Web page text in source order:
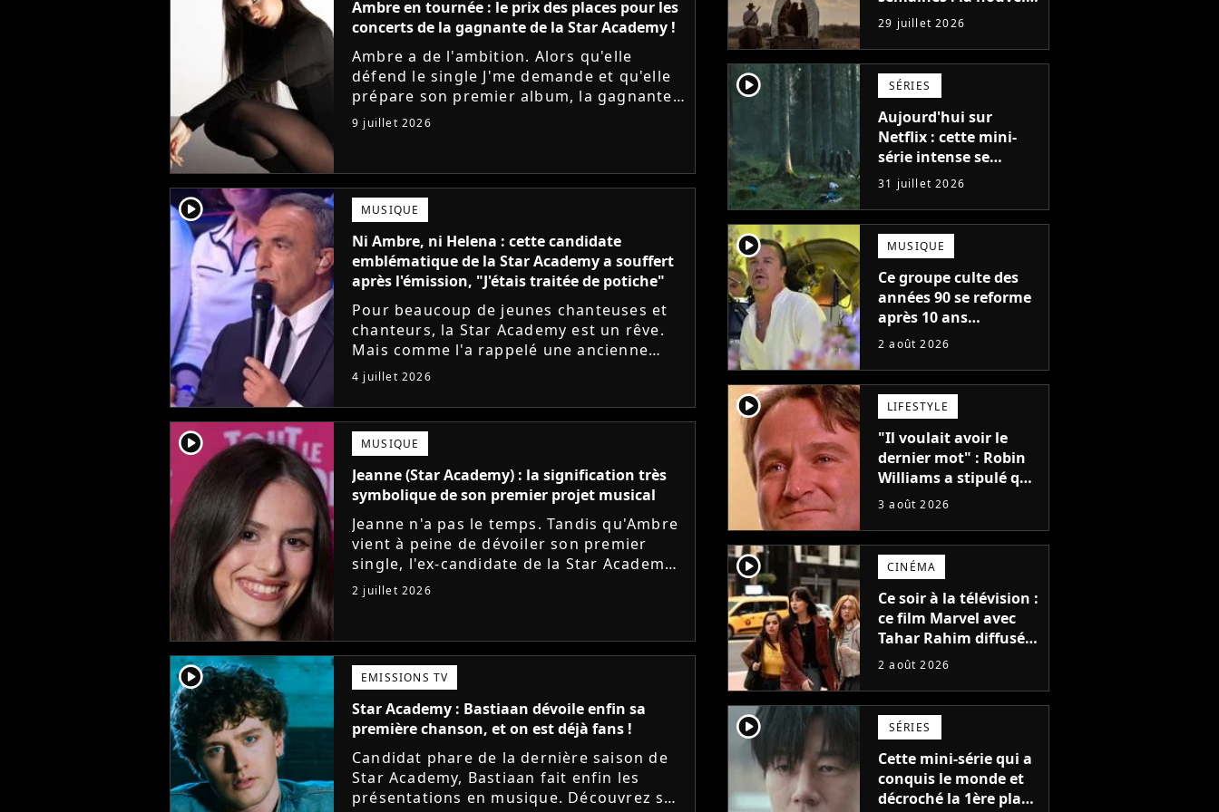
Ambre en tournée : le prix des places pour les
concerts de la gagnante de la Star Academy !
Ambre a de l'ambition. Alors qu'elle
défend le single J'me demande et qu'elle
prépare son premier album, la gagnante
de la dernière saison de la Star Academy
annonce les dates de sa...
9 juillet 2026
player2 MUSIQUE
Ni Ambre, ni Helena : cette candidate
emblématique de la Star Academy a souffert
après l'émission, "J'étais traitée de potiche"
Pour beaucoup de jeunes chanteuses et
chanteurs, la Star Academy est un rêve.
Mais comme l'a rappelé une ancienne
gagnante, l'émission de TF1 n'est pas
toujours simple à vivre.
4 juillet 2026
player2 MUSIQUE
Jeanne (Star Academy) : la signification très
symbolique de son premier projet musical
Jeanne n'a pas le temps. Tandis qu'Ambre
vient à peine de dévoiler son premier
single, l'ex-candidate de la Star Academy
s'apprête à sortir un troisième titre (Les
règles) et vient...
2 juillet 2026
player2 EMISSIONS TV
Star Academy : Bastiaan dévoile enfin sa
première chanson, et on est déjà fans !
Candidat phare de la dernière saison de
Star Academy, Bastiaan fait enfin les
présentations en musique. Découvrez son
série Netflix idéale
pour les fans de
Yellowstone
29 juillet 2026
player2 SÉRIES
Aujourd'hui sur
Netflix : cette mini-
série intense se
regarde en une seule
après-midi
31 juillet 2026
player2 MUSIQUE
Ce groupe culte des
années 90 se reforme
après 10 ans
d'absence et annonce
2 août 2026
player2 LIFESTYLE
"Il voulait avoir le
dernier mot" : Robin
Williams a stipulé que
sa voix ne pourrait
2039, pourtant Disney
possède des
enregistrements
inédits
3 août 2026
player2 CINÉMA
Ce soir à la télévision :
ce film Marvel avec
Tahar Rahim diffusé
pour la toute
France
2 août 2026
player2 SÉRIES
Cette mini-série qui a
conquis le monde et
décroché la 1ère place